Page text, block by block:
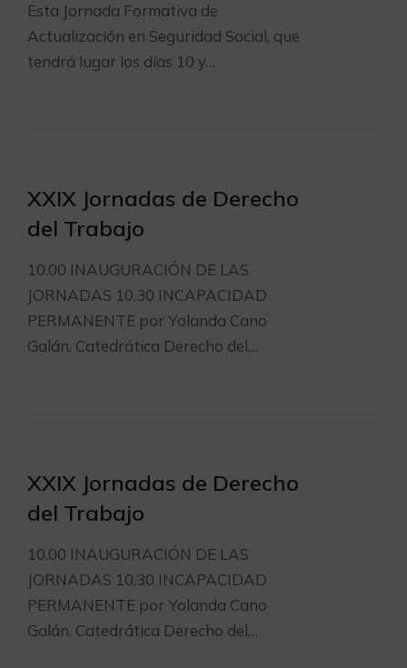
Esta Jornada Formativa de
Actualización en Seguridad Social, que
tendrá lugar los días 10 y…
XXIX Jornadas de Derecho
del Trabajo
10.00 INAUGURACIÓN DE LAS
JORNADAS 10.30 INCAPACIDAD
PERMANENTE por Yolanda Cano
Galán. Catedrática Derecho del…
XXIX Jornadas de Derecho
del Trabajo
10.00 INAUGURACIÓN DE LAS
JORNADAS 10.30 INCAPACIDAD
PERMANENTE por Yolanda Cano
Galán. Catedrática Derecho del…